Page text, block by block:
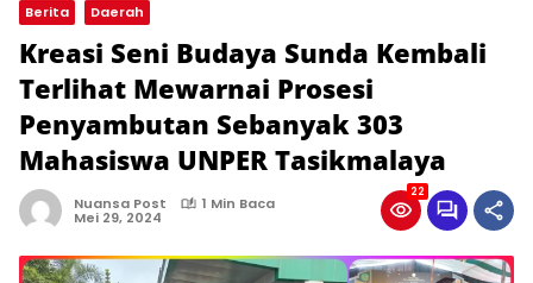
Berita Daerah
Kreasi Seni Budaya Sunda Kembali
Terlihat Mewarnai Prosesi
Penyambutan Sebanyak 303
Mahasiswa UNPER Tasikmalaya
Nuansa Post 1 Min Baca
Mei 29, 2024
22